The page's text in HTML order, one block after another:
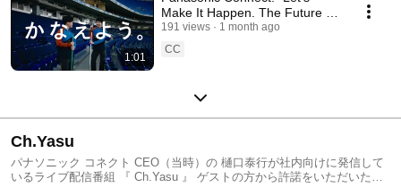
1:01
Make It Happen. The Future of
Entertainment Venues"
191 views
1 month ago
CC
Ch.Yasu
パナソニック コネクト CEO（当時）の 樋口泰行が社内向けに発信して
いるライブ配信番組 『 Ch.Yasu 』 ゲストの方から許諾をいただいた動